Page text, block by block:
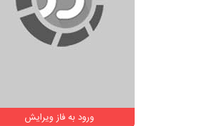
ورود به فاز ویرایش